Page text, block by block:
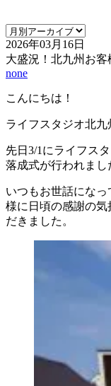
2026年03月16日
大盛況！北九州お客
none
こんにちは！
ライフスタジオ北九
先日3/1にライフス
落成式が行われまし
いつもお世話にな
様に日頃の感謝の
だきました。